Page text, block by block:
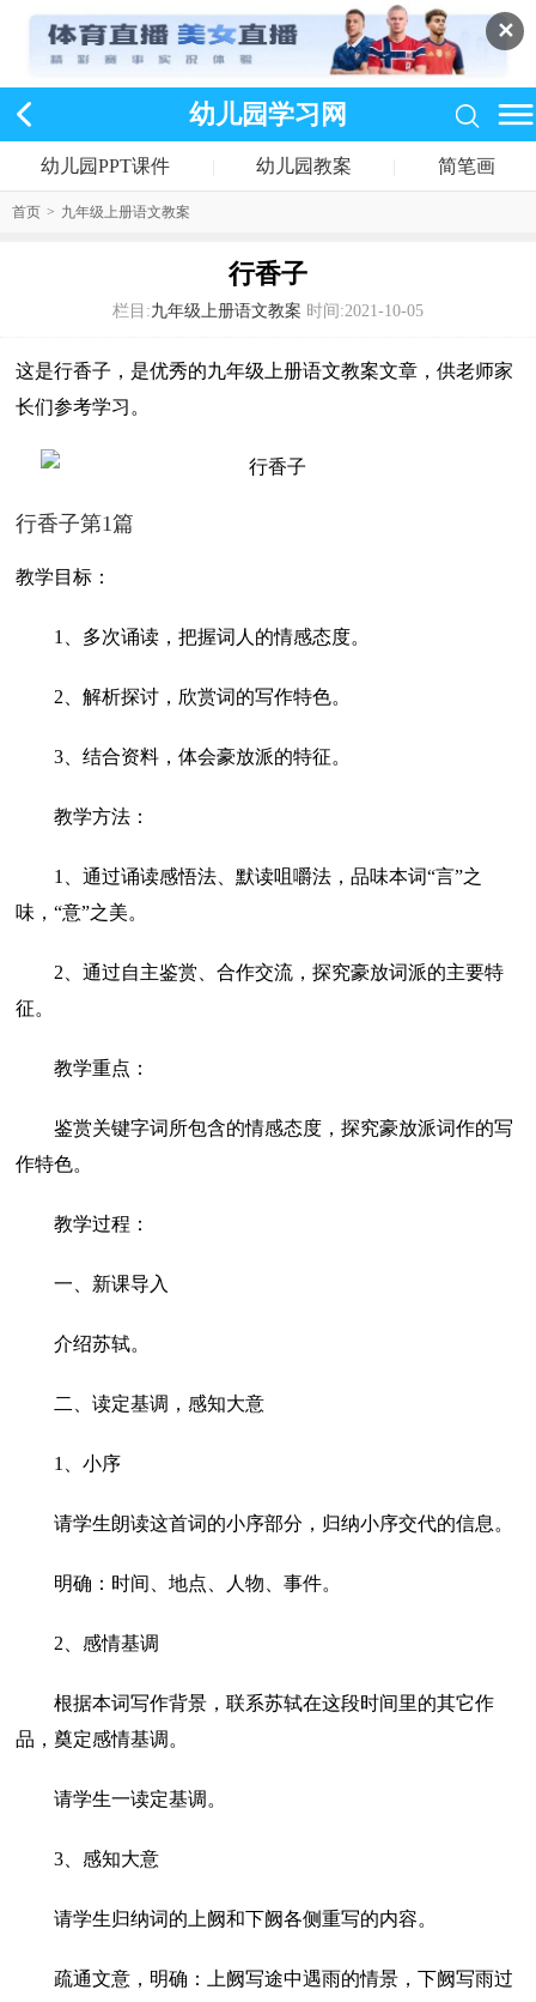
✕
幼儿园学习网
幼儿园PPT课件 幼儿园教案 简笔画
首页 > 九年级上册语文教案
行香子
栏目:九年级上册语文教案 时间:2021-10-05
这是行香子，是优秀的九年级上册语文教案文章，供老师家
长们参考学习。
行香子第1篇
教学目标：
1、多次诵读，把握词人的情感态度。
2、解析探讨，欣赏词的写作特色。
3、结合资料，体会豪放派的特征。
教学方法：
1、通过诵读感悟法、默读咀嚼法，品味本词“言”之
味，“意”之美。
2、通过自主鉴赏、合作交流，探究豪放词派的主要特
征。
教学重点：
鉴赏关键字词所包含的情感态度，探究豪放派词作的写
作特色。
教学过程：
一、新课导入
介绍苏轼。
二、读定基调，感知大意
1、小序
请学生朗读这首词的小序部分，归纳小序交代的信息。
明确：时间、地点、人物、事件。
2、感情基调
根据本词写作背景，联系苏轼在这段时间里的其它作
品，奠定感情基调。
请学生一读定基调。
3、感知大意
请学生归纳词的上阙和下阙各侧重写的内容。
疏通文意，明确：上阙写途中遇雨的情景，下阙写雨过